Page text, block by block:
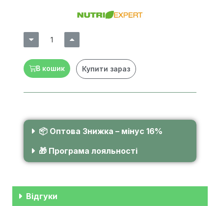
В кошик Купити зараз
📦 Оптова Знижка – мінус 16%
🎁 Програма лояльності
Відгуки